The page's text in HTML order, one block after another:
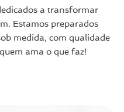
a transformar
Estamos preparados
medida, com qualidade
ama o que faz!